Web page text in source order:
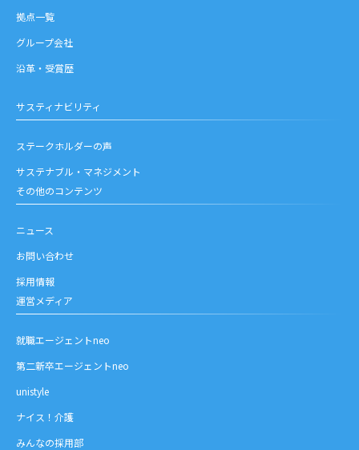
拠点一覧
グループ会社
沿革・受賞歴
サスティナビリティ
ステークホルダーの声
サステナブル・マネジメント
その他のコンテンツ
ニュース
お問い合わせ
採用情報
運営メディア
就職エージェントneo
第二新卒エージェントneo
unistyle
ナイス！介護
みんなの採用部